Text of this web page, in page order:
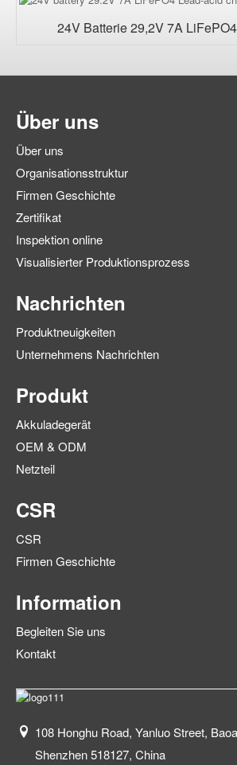
24V Batterie 29,2V 7A
Über uns
Über uns
Organisationsstruktur
Firmen Geschichte
Zertifikat
Inspektion online
Visualisierter Produktionsprozess
Nachrichten
Produktneuigkeiten
Unternehmens Nachrichten
Produkt
Akkuladegerät
OEM & ODM
Netzteil
CSR
CSR
Firmen Geschichte
Information
Begleiten Sie uns
Kontakt
108 Honghu Road, Yanluo Street,
Shenzhen 518127, China